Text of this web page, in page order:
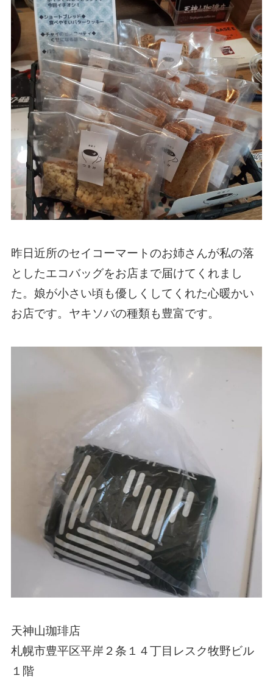
昨日近所のセイコーマートのお姉さんが私の落
としたエコバッグをお店まで届けてくれまし
た。娘が小さい頃も優しくしてくれた心暖かい
お店です。ヤキソバの種類も豊富です。
天神山珈琲店
札幌市豊平区平岸２条１４丁目レスク牧野ビル
１階